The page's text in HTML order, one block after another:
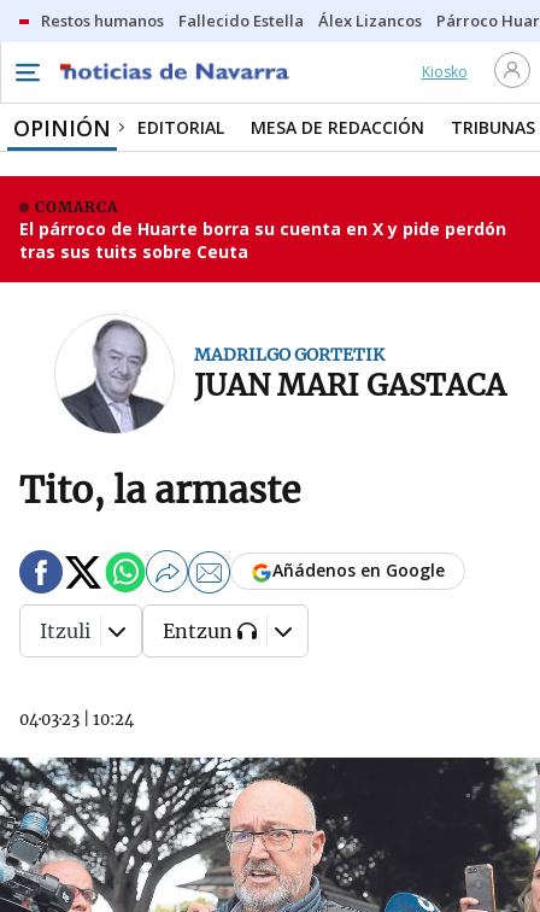
Restos humanos Fallecido Estella Álex Lizancos Párroco
Kiosko
OPINIÓN EDITORIAL MESA DE REDACCIÓN TRIBUNAS
COMARCA
El párroco de Huarte borra su cuenta en X y pide perdón
tras sus tuits sobre Ceuta
MADRILGO GORTETIK
JUAN MARI GASTACA
Tito, la armaste
04·03·23 10:24
Añádenos en Google
Itzuli Entzun